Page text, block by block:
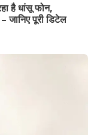
है धांसू फोन,
पूरी डिटेल